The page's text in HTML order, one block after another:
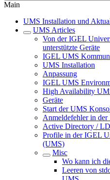
Main
UMS Installation und
UMS Articles
Von der IGEL
unterstützte Geräte
IGEL UMS
UMS Installation
Anpassung
IGEL UMS
High Availability
Geräte
Start der UMS
Anmeldefehler in
Active Directory /
Profile in der IGEL
(UMS)
Misc
Wo kann ich
Leeren von